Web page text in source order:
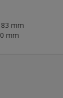
mm
mm